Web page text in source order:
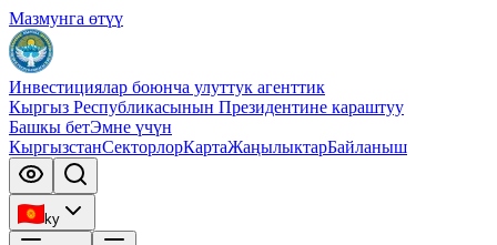
Мазмунга өтүү
Инвестициялар боюнча улуттук агенттик
Кыргыз Республикасынын Президентине караштуу
Башкы бетЭмне үчүн
КыргызстанСекторлорКартаЖаңылыктарБайланыш
ky